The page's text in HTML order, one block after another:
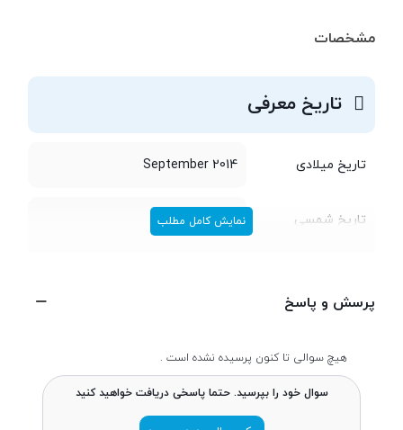
مشخصات
تاریخ معرفی
تاریخ میلادی September 2014
تاریخ شمسی شهریور 1393
طراحی
طول و عرض 106x45.5 میلی متر
13.9 میلی متر
نمایش کامل مطلب
پرسش و پاسخ
هیچ سوالی تا کنون پرسیده نشده است .
سوال خود را بپرسید. حتما پاسخی دریافت خواهید کنید